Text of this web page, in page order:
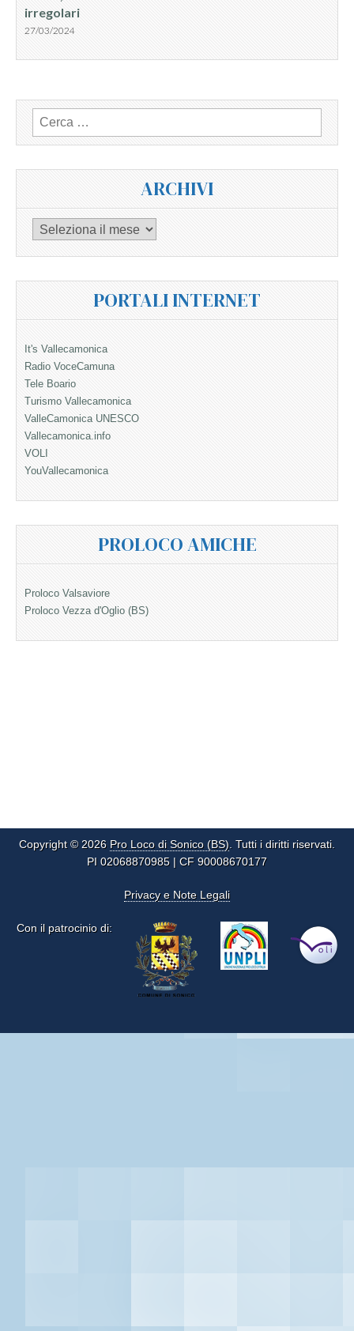
irregolari
27/03/2024
Ricerca
per:
ARCHIVI
Archivi
PORTALI INTERNET
It's Vallecamonica
Radio VoceCamuna
Tele Boario
Turismo Vallecamonica
ValleCamonica UNESCO
Vallecamonica.info
VOLI
YouVallecamonica
PROLOCO AMICHE
Proloco Valsaviore
Proloco Vezza d'Oglio (BS)
Copyright © 2026 Pro Loco di Sonico (BS). Tutti i diritti riservati.
PI 02068870985 | CF 90008670177
Privacy e Note Legali
Con il patrocinio di: